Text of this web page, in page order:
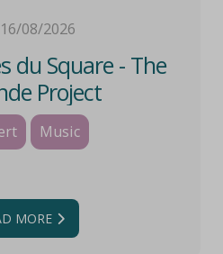
08/2026
du Square - The
Project
Music
MORE